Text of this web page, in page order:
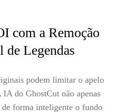
com a Remoção
de Legendas
podem limitar o apelo
do GhostCut não apenas
forma inteligente o fundo